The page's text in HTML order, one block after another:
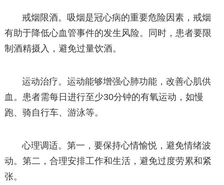
戒烟限酒。吸烟是冠心病的重要危险因素，戒烟
有助于降低心血管事件的发生风险。同时，患者要限
制酒精摄入，避免过量饮酒。
运动治疗。运动能够增强心肺功能，改善心肌供
血。患者需每日进行至少30分钟的有氧运动，如慢
跑、骑自行车、游泳等。
心理调适。第一，要保持心情愉悦，避免情绪波
动。第二，合理安排工作和生活，避免过度劳累和紧
张。